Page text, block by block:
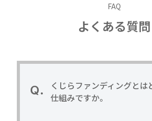
FAQ
よくある質問
くじらファンディングとは
仕組みですか。